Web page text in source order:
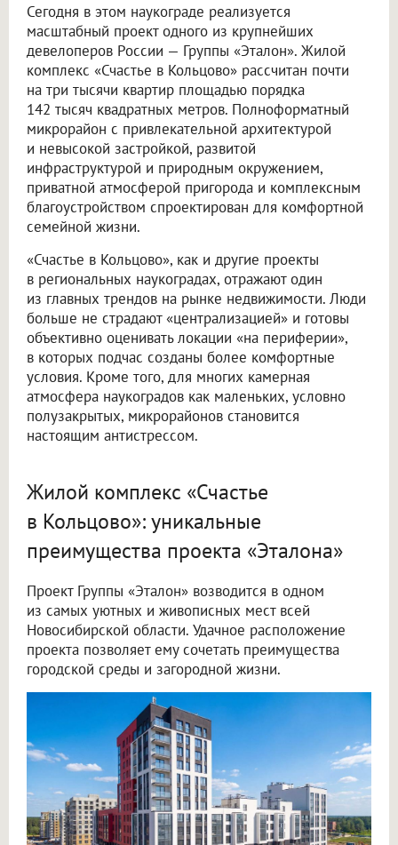
Сегодня в этом наукограде реализуется
масштабный проект одного из крупнейших
девелоперов России — Группы «Эталон». Жилой
комплекс «Счастье в Кольцово» рассчитан почти
на три тысячи квартир площадью порядка
142 тысяч квадратных метров. Полноформатный
микрорайон с привлекательной архитектурой
и невысокой застройкой, развитой
инфраструктурой и природным окружением,
приватной атмосферой пригорода и комплексным
благоустройством спроектирован для комфортной
семейной жизни.
«Счастье в Кольцово», как и другие проекты
в региональных наукоградах, отражают один
из главных трендов на рынке недвижимости. Люди
больше не страдают «централизацией» и готовы
объективно оценивать локации «на периферии»,
в которых подчас созданы более комфортные
условия. Кроме того, для многих камерная
атмосфера наукоградов как маленьких, условно
полузакрытых, микрорайонов становится
настоящим антистрессом.
Жилой комплекс «Счастье
в Кольцово»: уникальные
преимущества проекта «Эталона»
Проект Группы «Эталон» возводится в одном
из самых уютных и живописных мест всей
Новосибирской области. Удачное расположение
проекта позволяет ему сочетать преимущества
городской среды и загородной жизни.